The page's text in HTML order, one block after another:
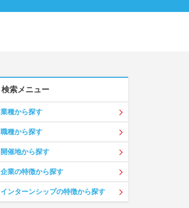
検索メニュー
業種から探す
職種から探す
開催地から探す
企業の特徴から探す
インターンシップの特徴から探す